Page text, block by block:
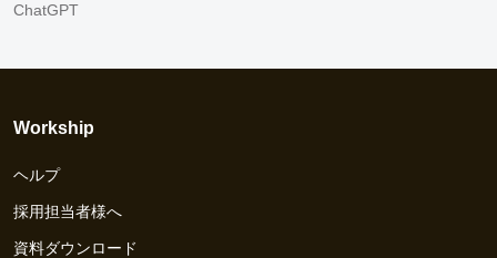
ChatGPT
Workship
ヘルプ
採用担当者様へ
資料ダウンロード